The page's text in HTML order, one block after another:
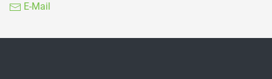
E-Mail